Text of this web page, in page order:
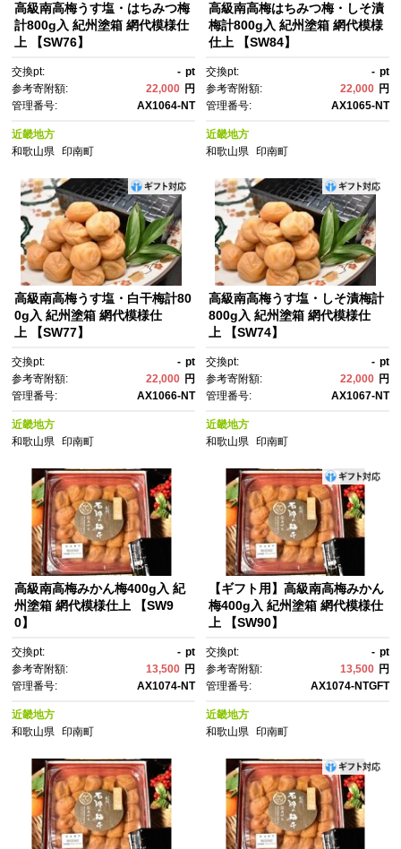
高級南高梅うす塩・はちみつ梅
計800g入 紀州塗箱 網代模様仕
上 【SW76】
交換pt: - pt
参考寄附額:
22,000 円
管理番号:
AX1064-NT
近畿地方
和歌山県
印南町
高級南高梅はちみつ梅・しそ漬
梅計800g入 紀州塗箱 網代模様
仕上 【SW84】
交換pt: - pt
参考寄附額:
22,000 円
管理番号:
AX1065-NT
近畿地方
和歌山県 印南町
高級南高梅うす塩・白干梅計80
0g入 紀州塗箱 網代模様仕
上 【SW77】
交換pt: - pt
参考寄附額:
22,000 円
管理番号:
AX1066-NT
近畿地方
和歌山県
印南町
高級南高梅うす塩・しそ漬梅計
800g入 紀州塗箱 網代模様仕
上 【SW74】
交換pt: - pt
参考寄附額:
22,000 円
管理番号:
AX1067-NT
近畿地方
和歌山県 印南町
高級南高梅みかん梅400g入 紀
州塗箱 網代模様仕上 【SW9
0】
交換pt: - pt
参考寄附額:
13,500 円
管理番号:
AX1074-NT
近畿地方
和歌山県
印南町
【ギフト用】高級南高梅みかん
梅400g入 紀州塗箱 網代模様仕
上 【SW90】
交換pt: - pt
参考寄附額:
13,500 円
管理番号:
AX1074-NTGFT
近畿地方
和歌山県 印南町